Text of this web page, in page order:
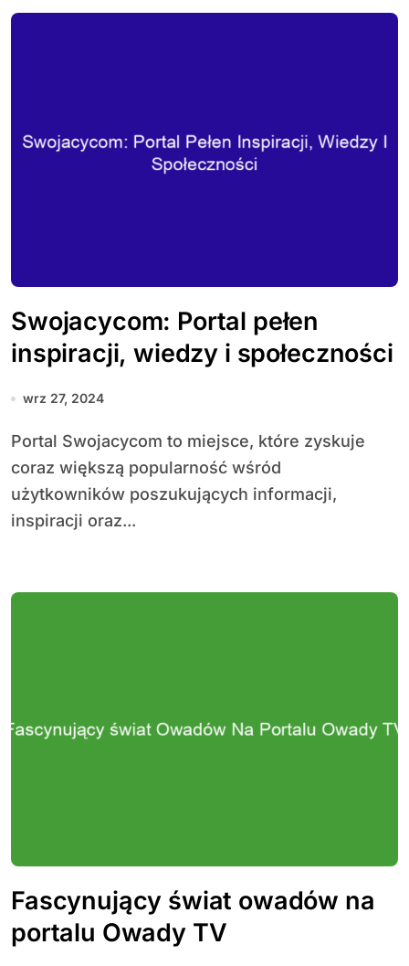
Swojacycom: Portal pełen
inspiracji, wiedzy i społeczności
wrz 27, 2024
Portal Swojacycom to miejsce, które zyskuje
coraz większą popularność wśród
użytkowników poszukujących informacji,
inspiracji oraz...
Fascynujący świat owadów na
portalu Owady TV